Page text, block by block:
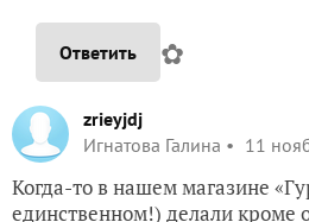
Ответить ✿
zrieyjdj
Игнатова Галина
11
Когда-то в нашем магазине
единственном!) делали